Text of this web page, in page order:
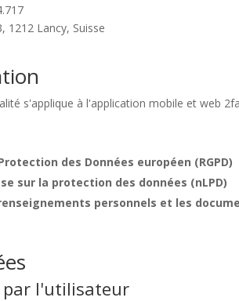
1212 Lancy, Suisse
s'applique à l'application mobile et web
des Données européen (RGPD)
sur la protection des données (nLPD)
personnels et les
par l'utilisateur